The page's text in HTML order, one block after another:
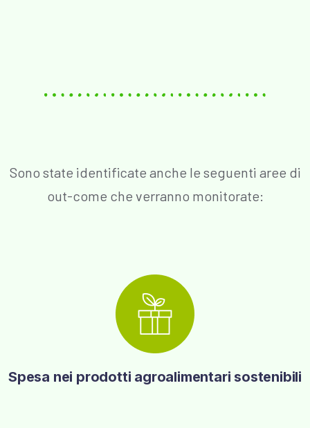
Sono state identificate anche le seguenti aree di
out-come che verranno monitorate:
Spesa nei prodotti agroalimentari sostenibili